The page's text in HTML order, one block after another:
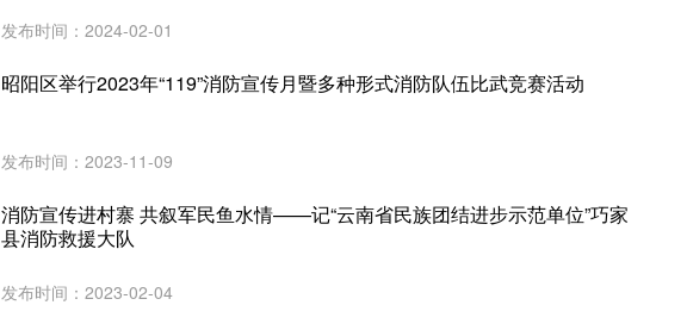
发布时间：2024-02-01
昭阳区举行2023年“119”消防宣传月暨多种形式消防队伍比武竞赛活动
发布时间：2023-11-09
消防宣传进村寨 共叙军民鱼水情——记“云南省民族团结进步示范单位”巧家
县消防救援大队
发布时间：2023-02-04